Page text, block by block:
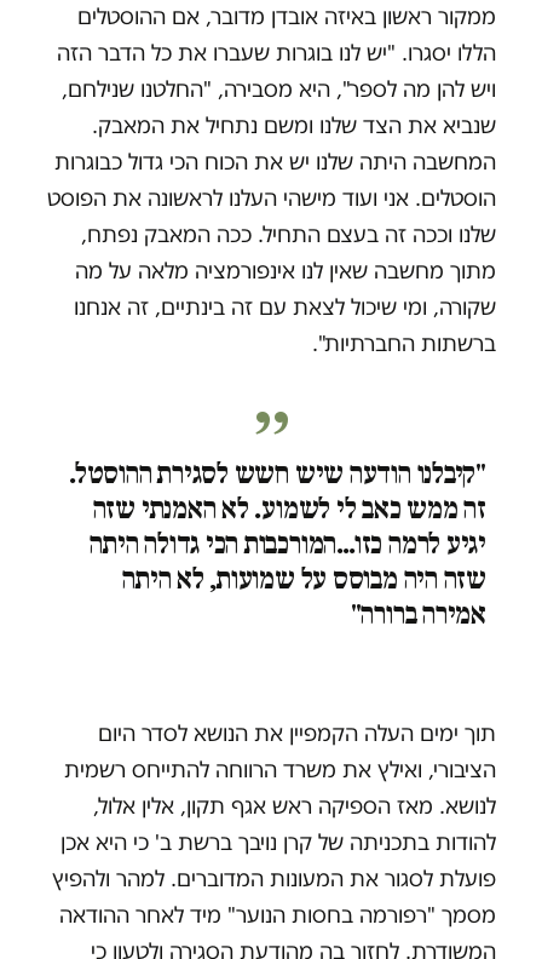
ממקור ראשון באיזה אובדן מדובר, אם ההוסטלים
הללו יסגרו. "יש לנו בוגרות שעברו את כל הדבר הזה
ויש להן מה לספר", היא מסבירה, "החלטנו שנילחם,
שנביא את הצד שלנו ומשם נתחיל את המאבק.
המחשבה היתה שלנו יש את הכוח הכי גדול כבוגרות
הוסטלים. אני ועוד מישהי העלנו לראשונה את הפוסט
שלנו וככה זה בעצם התחיל. ככה המאבק נפתח,
מתוך מחשבה שאין לנו אינפורמציה מלאה על מה
שקורה, ומי שיכול לצאת עם זה בינתיים, זה אנחנו
ברשתות החברתיות".
"קיבלנו הודעה שיש חשש לסגירת ההוסטל.
זה ממש כאב לי לשמוע. לא האמנתי שזה
יגיע לרמה כזו…המורכבות הכי גדולה היתה
שזה היה מבוסס על שמועות, לא היתה
אמירה ברורה"
תוך ימים העלה הקמפיין את הנושא לסדר היום
הציבורי, ואילץ את משרד הרווחה להתייחס רשמית
לנושא. מאז הספיקה ראש אגף תקון, אלין אלול,
להודות בתכניתה של קרן נויבך ברשת ב' כי היא אכן
פועלת לסגור את המעונות המדוברים. למהר ולהפיץ
מסמך "רפורמה בחסות הנוער" מיד לאחר ההודאה
המשודרת. לחזור בה מהודעת הסגירה ולטעון כי